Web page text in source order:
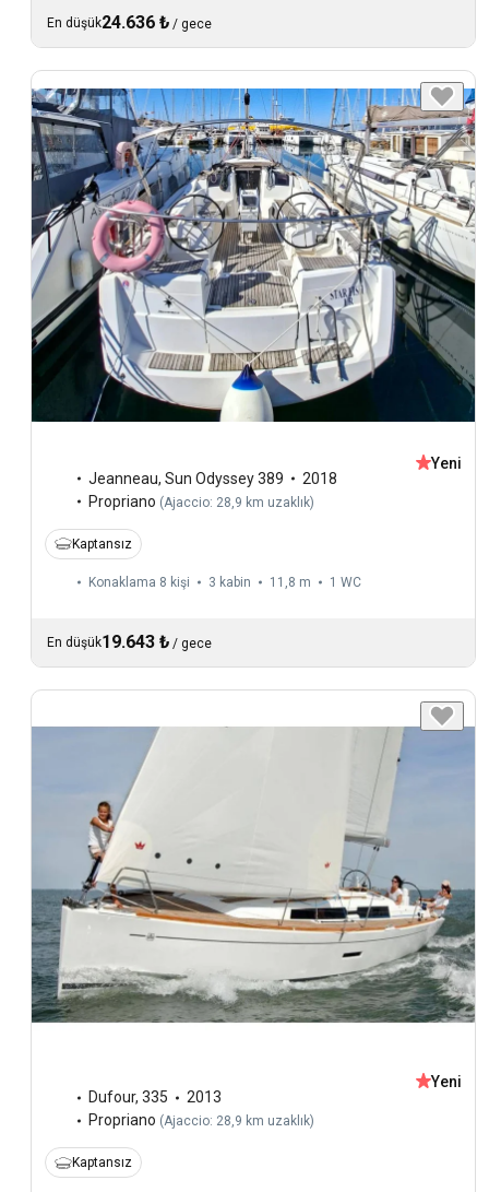
En düşük24.636 ₺ / gece
Jeanneau, Sun Odyssey 389
2018
Propriano (Ajaccio: 28,9 km uzaklık)
Yeni
Kaptansız
Konaklama 8 kişi 3 kabin 11,8 m 1 WC
En düşük19.643 ₺ / gece
Dufour, 335
2013
Propriano (Ajaccio: 28,9 km uzaklık)
Yeni
Kaptansız